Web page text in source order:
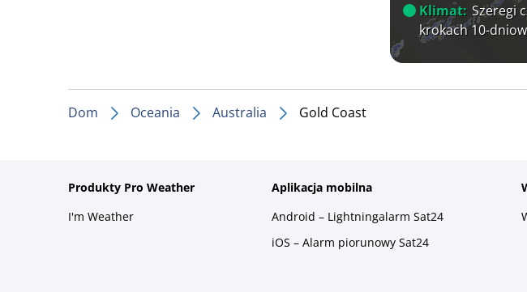
Klimat: Szeregi
krokach 10-
Dom Oceania Australia Gold Coast
Produkty Pro Weather
I'm Weather
Aplikacja mobilna
Android – Lightningalarm Sat24
iOS – Alarm piorunowy Sat24